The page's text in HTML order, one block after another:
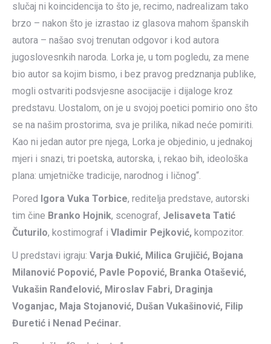
slučaj ni koincidencija to što je, recimo, nadrealizam tako
brzo – nakon što je izrastao iz glasova mahom španskih
autora – našao svoj trenutan odgovor i kod autora
jugoslovesnkih naroda. Lorka je, u tom pogledu, za mene
bio autor sa kojim bismo, i bez pravog predznanja publike,
mogli ostvariti podsvjesne asocijacije i dijaloge kroz
predstavu. Uostalom, on je u svojoj poetici pomirio ono što
se na našim prostorima, sva je prilika, nikad neće pomiriti.
Kao ni jedan autor pre njega, Lorka je objedinio, u jednakoj
mjeri i snazi, tri poetska, autorska, i, rekao bih, ideološka
plana: umjetničke tradicije, narodnog i ličnog“.
Pored Igora Vuka Torbice, reditelja predstave, autorski
tim čine Branko Hojnik, scenograf, Jelisaveta Tatić
Čuturilo, kostimograf i Vladimir Pejković, kompozitor.
U predstavi igraju: Varja Đukić, Milica Grujičić, Bojana
Milanović Popović, Pavle Popović, Branka Otašević,
Vukašin Ranđelović, Miroslav Fabri, Draginja
Voganjac, Maja Stojanović, Dušan Vukašinović, Filip
Đuretić i Nenad Pećinar.